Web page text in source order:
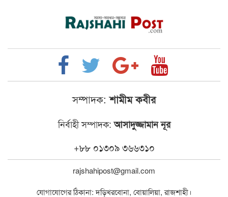
সম্পাদক: শামীম কবীর
নির্বাহী সম্পাদক:আসাদুজ্জামান নূর
+৮৮ ০১৩০৯ ৩৬৬৩১০
rajshahipost@gmail.com
যোগাযোগের ঠিকানা: দড়িখরবোনা, বোয়ালিয়া, রাজশাহী।